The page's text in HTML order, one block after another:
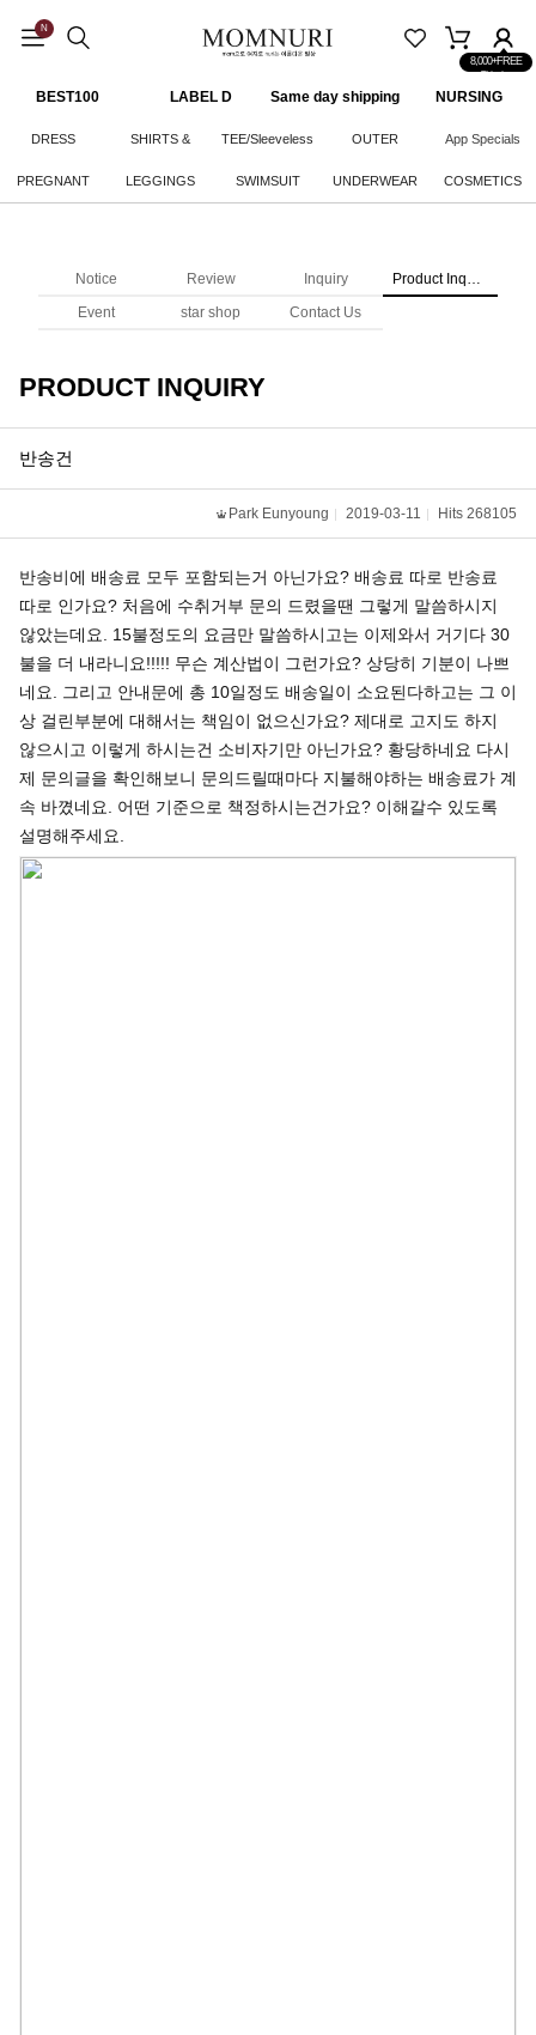
N
8,000+FREE
Shipping
BEST100 LABEL D Same day shipping NURSING
CLOTHES
DRESS SHIRTS &
KNITWEAR
TEE/Sleeveless OUTER App Specials
PREGNANT LEGGINGS SWIMSUIT UNDERWEAR COSMETICS
Notice Review Inquiry
Product Inquiry
Event
star shop Contact Us
PRODUCT INQUIRY
반송건
Park Eunyoung 2019-03-11 Hits 268105
​ 반송비에 배송료 모두 포함되는거 아닌가요? 배송료 따로 반송료
따로 인가요? 처음에 수취거부 문의 드렸을땐 그렇게 말씀하시지
않았는데요. 15불정도의 요금만 말씀하시고는 이제와서 거기다 30
불을 더 내라니요!!!!! 무슨 계산법이 그런가요? 상당히 기분이 나쁘
네요. 그리고 안내문에 총 10일정도 배송일이 소요된다하고는 그 이
상 걸린부분에 대해서는 책임이 없으신가요? 제대로 고지도 하지
않으시고 이렇게 하시는건 소비자기만 아닌가요? 황당하네요 다시
제 문의글을 확인해보니 문의드릴때마다 지불해야하는 배송료가 계
속 바꼈네요. 어떤 기준으로 책정하시는건가요? 이해갈수 있도록
설명해주세요.